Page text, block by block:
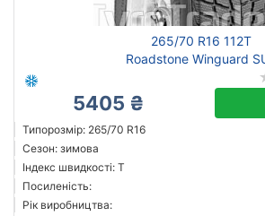
265/70 R16 112T
Roadstone Winguard
5405 ₴
Типорозмір: 265/70 R16
Сезон: зимова
Індекс швидкості: T
Посиленість:
Рік виробництва: